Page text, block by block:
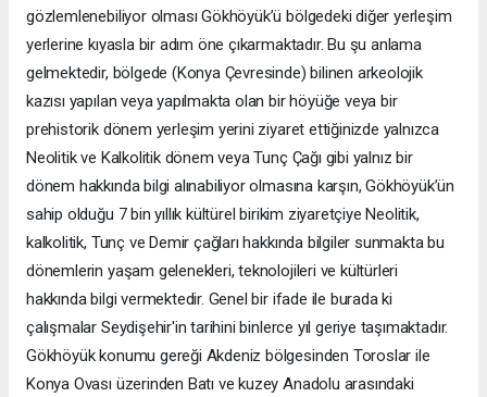
gözlemlenebiliyor olması Gökhöyük’ü bölgedeki diğer yerleşim
yerlerine kıyasla bir adım öne çıkarmaktadır. Bu şu anlama
gelmektedir, bölgede (Konya Çevresinde) bilinen arkeolojik
kazısı yapılan veya yapılmakta olan bir höyüğe veya bir
prehistorik dönem yerleşim yerini ziyaret ettiğinizde yalnızca
Neolitik ve Kalkolitik dönem veya Tunç Çağı gibi yalnız bir
dönem hakkında bilgi alınabiliyor olmasına karşın, Gökhöyük’ün
sahip olduğu 7 bin yıllık kültürel birikim ziyaretçiye Neolitik,
kalkolitik, Tunç ve Demir çağları hakkında bilgiler sunmakta bu
dönemlerin yaşam gelenekleri, teknolojileri ve kültürleri
hakkında bilgi vermektedir. Genel bir ifade ile burada ki
çalışmalar Seydişehir'in tarihini binlerce yıl geriye taşımaktadır.
Gökhöyük konumu gereği Akdeniz bölgesinden Toroslar ile
Konya Ovası üzerinden Batı ve kuzey Anadolu arasındaki